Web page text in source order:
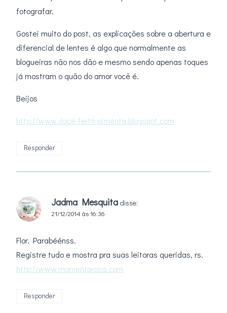
fotografar.
Gostei muito do post, as explicações sobre a abertura e
diferencial de lentes é algo que normalmente as
blogueiras não nos dão e mesmo sendo apenas toques
já mostram o quão do amor você é.
Beijos
http://www.doce-feito-pimenta.blogspot.com
Responder
Jadma Mesquita disse:
21/12/2014 às 16:36
Flor. Parabéénss.
Registre tudo e mostra pra suas leitoras queridas, rs.
http://www.momentorosa.com
Responder